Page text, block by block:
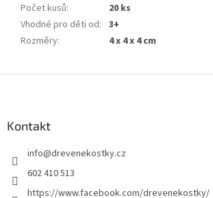
Počet kusů:
20 ks
Vhodné pro děti od: 3+
Rozměry: 4 x 4 x 4 cm
Kontakt
info@drevenekostky.cz
602 410 513
https://www.facebook.com/drevenekostky/